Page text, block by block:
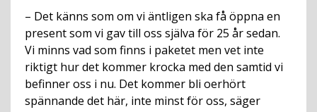
– Det känns som om vi äntligen ska få öppna en
present som vi gav till oss själva för 25 år sedan.
Vi minns vad som finns i paketet men vet inte
riktigt hur det kommer krocka med den samtid vi
befinner oss i nu. Det kommer bli oerhört
spännande det här, inte minst för oss, säger